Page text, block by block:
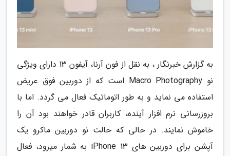
به گزارش خبرنگار ، به نقل از فون آرنا، آیفون 13 دارای ویژگی
نو Macro Photography است که از دوربین فوق عریض
استفاده می نماید و به طور اتوماتیک فعال می گردد. اما با
بروزرسانی نرم افزار آینده، کاربران قادر خواهند بود آن را
خاموش نمایند. در حالی که حالت نو دوربین ماکرو یک
آپشن برای دوربین های iPhone 13 به شمار میرود، فعال